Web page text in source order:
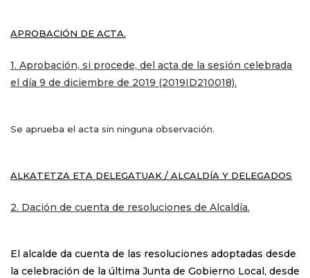
APROBACIÓN DE ACTA.
1. Aprobación, si procede, del acta de la sesión celebrada
el día 9 de diciembre de 2019 (2019ID210018).
Se aprueba el acta sin ninguna observación.
ALKATETZA ETA DELEGATUAK / ALCALDÍA Y DELEGADOS
2. Dación de cuenta de resoluciones de Alcaldía.
El alcalde da cuenta de las resoluciones adoptadas desde
la celebración de la última Junta de Gobierno Local, desde